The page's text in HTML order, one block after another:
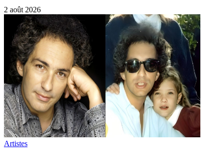
2 août 2026
Artistes